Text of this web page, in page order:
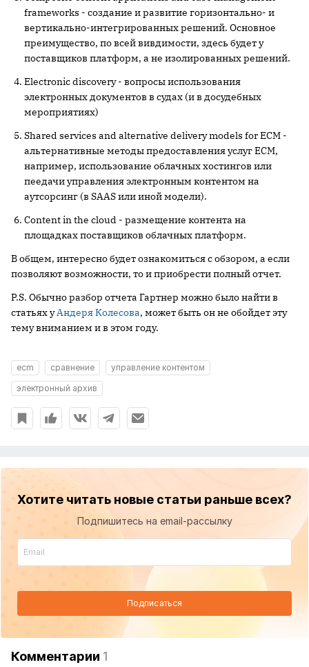
frameworks - создание и развитие горизонтально- и
вертикально-интегрированных решений. Основное
преимущество, по всей вивдимости, здесь будет у
поставщиков платформ, а не изолированных решений.
Electronic discovery - вопросы использования
электронных документов в судах (и в досудебных
мероприятиях)
Shared services and alternative delivery models for ECM -
альтернативные методы предоставления услуг ECM,
например, использование облачных хостингов или
пеедачи управления электронным контентом на
аутсорсинг (в SAAS или иной модели).
Content in the cloud - размещение контента на
площадках поставщиков облачных платформ.
В общем, интересно будет ознакомиться с обзором, а если
позволяют возможности, то и приобрести полный отчет.
P.S. Обычно разбор отчета Гартнер можно было найти в
статьях уАндеря Колесова, может быть он не обойдет эту
тему вниманием и в этом году.
ecm сравнение
управление контентом
электронный архив
Хотите читать новые статьи раньше всех?
Подпишитесь на email-рассылку
Подписаться
Комментарии 1